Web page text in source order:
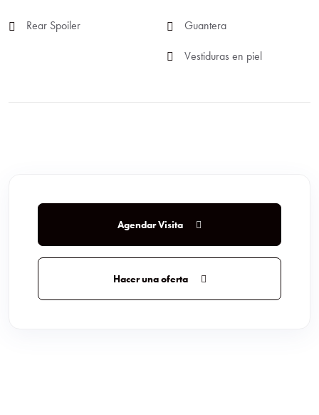
Rear Spoiler Guantera
Vestiduras en piel
Agendar Visita
Hacer una oferta